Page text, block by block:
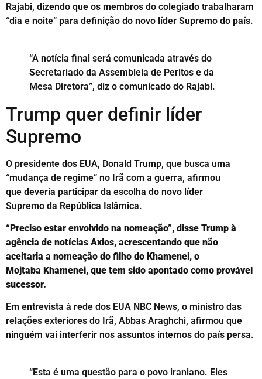
Rajabi, dizendo que os membros do colegiado trabalharam
“dia e noite” para definição do novo líder Supremo do país.
“A notícia final será comunicada através do
Secretariado da Assembleia de Peritos e da
Mesa Diretora”, diz o comunicado do Rajabi.
Trump quer definir líder
Supremo
O presidente dos EUA, Donald Trump, que busca uma
“mudança de regime” no Irã com a guerra, afirmou
que deveria participar da escolha do novo líder
Supremo da República Islâmica.
“Preciso estar envolvido na nomeação”, disse Trump à
agência de notícias Axios, acrescentando que não
aceitaria a nomeação do filho do Khamenei, o
Mojtaba Khamenei, que tem sido apontado como provável
sucessor.
Em entrevista à rede dos EUA NBC News, o ministro das
relações exteriores do Irã, Abbas Araghchi, afirmou que
ninguém vai interferir nos assuntos internos do país persa.
“Esta é uma questão para o povo iraniano. Eles